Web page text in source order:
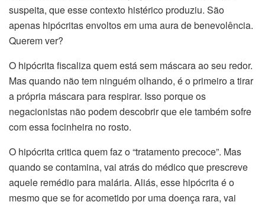
suspeita, que esse contexto histérico produziu. São
apenas hipócritas envoltos em uma aura de benevolência.
Querem ver?
O hipócrita fiscaliza quem está sem máscara ao seu redor.
Mas quando não tem ninguém olhando, é o primeiro a tirar
a própria máscara para respirar. Isso porque os
negacionistas não podem descobrir que ele também sofre
com essa focinheira no rosto.
O hipócrita critica quem faz o “tratamento precoce”. Mas
quando se contamina, vai atrás do médico que prescreve
aquele remédio para malária. Aliás, esse hipócrita é o
mesmo que se for acometido por uma doença rara, vai